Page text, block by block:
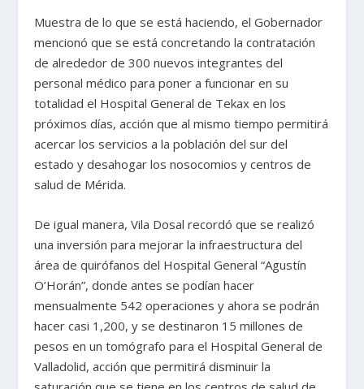
Muestra de lo que se está haciendo, el Gobernador
mencionó que se está concretando la contratación
de alrededor de 300 nuevos integrantes del
personal médico para poner a funcionar en su
totalidad el Hospital General de Tekax en los
próximos días, acción que al mismo tiempo permitirá
acercar los servicios a la población del sur del
estado y desahogar los nosocomios y centros de
salud de Mérida.
De igual manera, Vila Dosal recordó que se realizó
una inversión para mejorar la infraestructura del
área de quirófanos del Hospital General “Agustín
O’Horán”, donde antes se podían hacer
mensualmente 542 operaciones y ahora se podrán
hacer casi 1,200, y se destinaron 15 millones de
pesos en un tomógrafo para el Hospital General de
Valladolid, acción que permitirá disminuir la